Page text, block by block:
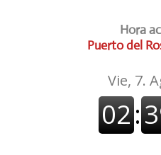
Hora
Puerto del